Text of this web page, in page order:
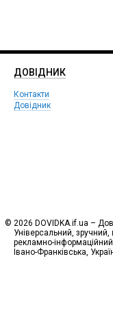
ДОВІДНИК
Контакти
Довідник
© 2026 DOVIDKA.if.ua –
Універсальний, зручний,
рекламно-
Івано-Франківська,